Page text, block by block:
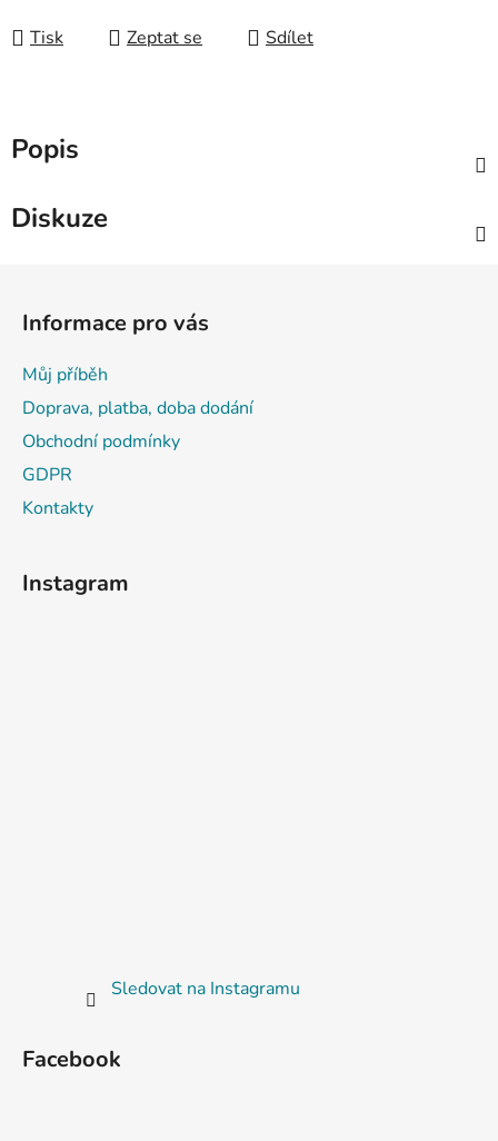
Tisk Zeptat se Sdílet
Popis
Diskuze
Informace pro vás
Můj příběh
Doprava, platba, doba dodání
Obchodní podmínky
GDPR
Kontakty
Instagram
Sledovat na Instagramu
Facebook